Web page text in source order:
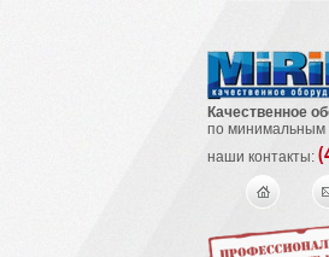
Качественное
по минимальным
наши контакты: